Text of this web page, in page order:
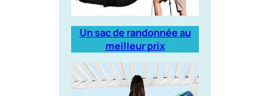
Un sac de randonnée au
meilleur prix